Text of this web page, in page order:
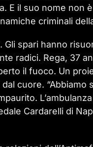
E il suo nome non
criminali
spari hanno
radici. Rega, 37
il fuoco. Un
cuore. “Abbiamo
Cardarelli di